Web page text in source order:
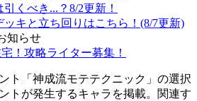
くべき...？8/2更新！
ッキと立ち回りはこちら！(8/7更新)
知らせ
！攻略ライター募集！
ト「神成流モテテクニック」の選択
トが発生するキャラを掲載。関連す